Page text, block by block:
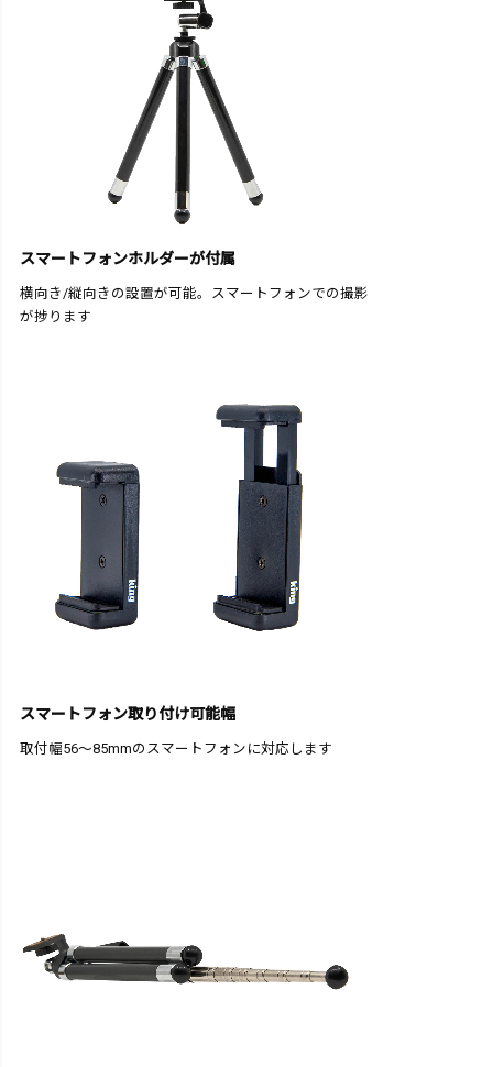
スマートフォンホルダーが付属
横向き/縦向きの設置が可能。スマートフォンでの撮影
が捗ります
スマートフォン取り付け可能幅
取付幅56～85mmのスマートフォンに対応します